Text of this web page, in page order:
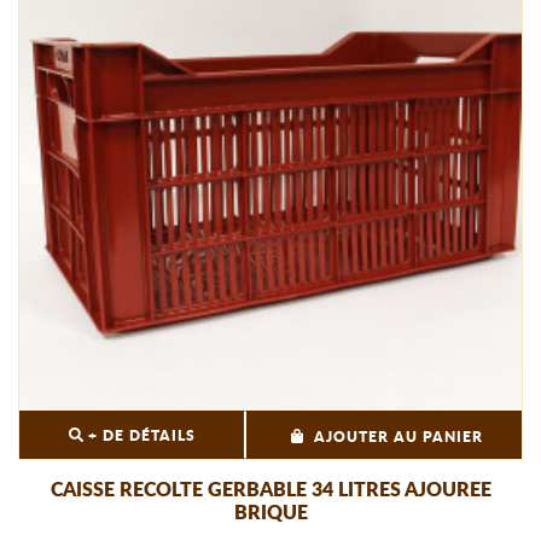
+ DE DÉTAILS AJOUTER AU PANIER
CAISSE RECOLTE GERBABLE 34 LITRES AJOUREE
BRIQUE